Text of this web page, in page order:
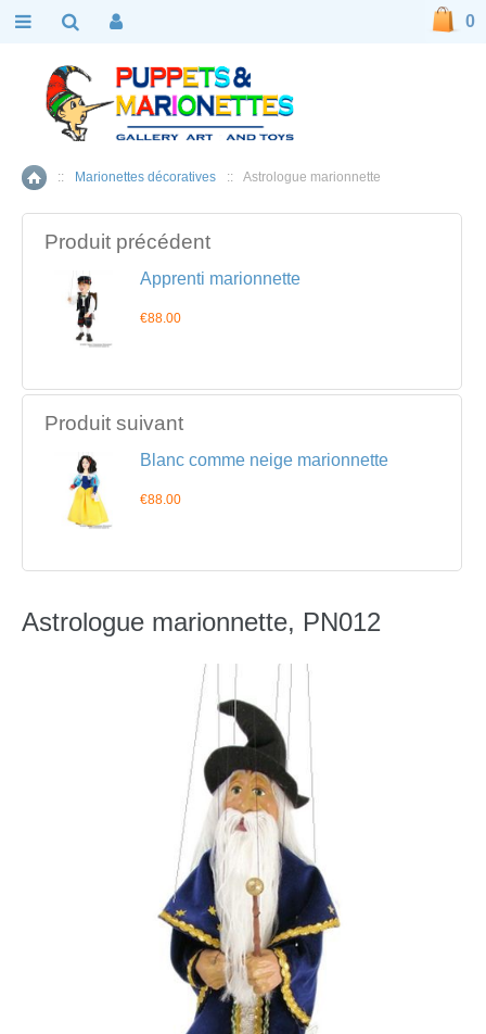
Accueil
:: Marionettes décoratives :: Astrologue marionnette
Produit précédent
Apprenti marionnette
€88.00
Produit suivant
Blanc comme neige marionnette
€88.00
Astrologue marionnette, PN012
0